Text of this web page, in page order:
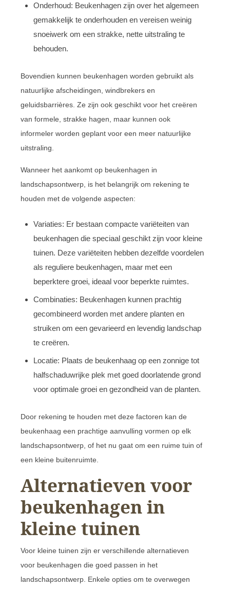
Onderhoud: Beukenhagen zijn over het algemeen
gemakkelijk te onderhouden en vereisen weinig
snoeiwerk om een strakke, nette uitstraling te
behouden.
Bovendien kunnen beukenhagen worden gebruikt als
natuurlijke afscheidingen, windbrekers en
geluidsbarrières. Ze zijn ook geschikt voor het creëren
van formele, strakke hagen, maar kunnen ook
informeler worden geplant voor een meer natuurlijke
uitstraling.
Wanneer het aankomt op beukenhagen in
landschapsontwerp, is het belangrijk om rekening te
houden met de volgende aspecten:
Variaties: Er bestaan compacte variëteiten van
beukenhagen die speciaal geschikt zijn voor kleine
tuinen. Deze variëteiten hebben dezelfde voordelen
als reguliere beukenhagen, maar met een
beperktere groei, ideaal voor beperkte ruimtes.
Combinaties: Beukenhagen kunnen prachtig
gecombineerd worden met andere planten en
struiken om een gevarieerd en levendig landschap
te creëren.
Locatie: Plaats de beukenhaag op een zonnige tot
halfschaduwrijke plek met goed doorlatende grond
voor optimale groei en gezondheid van de planten.
Door rekening te houden met deze factoren kan de
beukenhaag een prachtige aanvulling vormen op elk
landschapsontwerp, of het nu gaat om een ruime tuin of
een kleine buitenruimte.
Alternatieven voor
beukenhagen in
kleine tuinen
Voor kleine tuinen zijn er verschillende alternatieven
voor beukenhagen die goed passen in het
landschapsontwerp. Enkele opties om te overwegen